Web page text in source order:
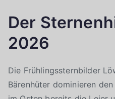
Der
2026
Die Frühlingssternbilder
Bärenhüter dominieren